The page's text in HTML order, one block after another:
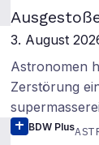
3. August
Astronomen
Zerstörung
BDW Plus